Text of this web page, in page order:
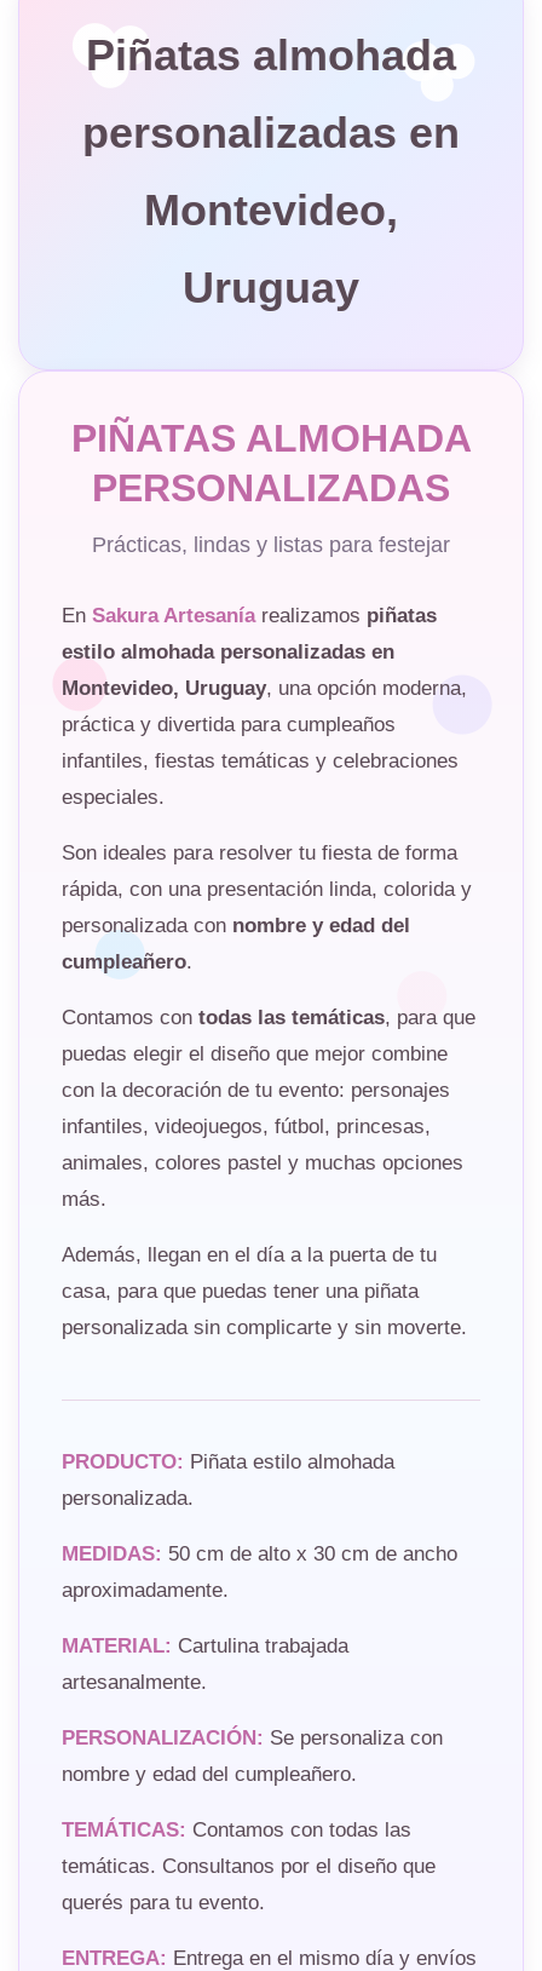
Piñatas almohada
personalizadas en
Montevideo,
Uruguay
PIÑATAS ALMOHADA
PERSONALIZADAS
Prácticas, lindas y listas para festejar
En Sakura Artesaníarealizamos piñatas
estilo almohada personalizadas en
Montevideo, Uruguay, una opción moderna,
práctica y divertida para cumpleaños
infantiles, fiestas temáticas y celebraciones
especiales.
Son ideales para resolver tu fiesta de forma
rápida, con una presentación linda, colorida y
personalizada con nombre y edad del
cumpleañero.
Contamos con todas las temáticas, para que
puedas elegir el diseño que mejor combine
con la decoración de tu evento: personajes
infantiles, videojuegos, fútbol, princesas,
animales, colores pastel y muchas opciones
más.
Además, llegan en el día a la puerta de tu
casa, para que puedas tener una piñata
personalizada sin complicarte y sin moverte.
PRODUCTO: Piñata estilo almohada
personalizada.
MEDIDAS: 50 cm de alto x 30 cm de ancho
aproximadamente.
MATERIAL: Cartulina trabajada
artesanalmente.
PERSONALIZACIÓN: Se personaliza con
nombre y edad del cumpleañero.
TEMÁTICAS: Contamos con todas las
temáticas. Consultanos por el diseño que
querés para tu evento.
ENTREGA: Entrega en el mismo día y envíos